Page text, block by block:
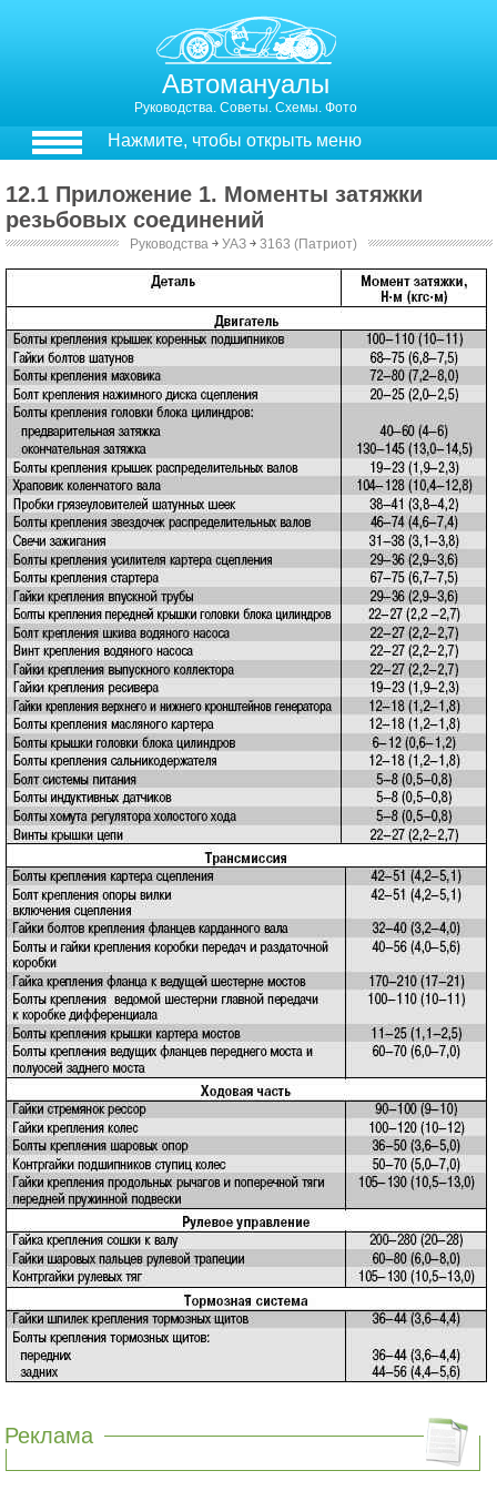
Автомануалы
Руководства. Советы. Схемы. Фото
Нажмите, чтобы открыть меню
12.1 Приложение 1. Моменты затяжки
резьбовых соединений
Руководства ￫ УАЗ ￫ 3163 (Патриот)
Реклама